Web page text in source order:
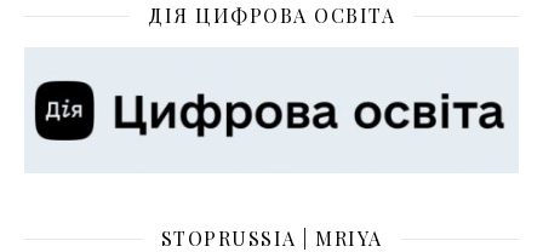
ДІЯ ЦИФРОВА ОСВІТА
STOPRUSSIA | MRIYA